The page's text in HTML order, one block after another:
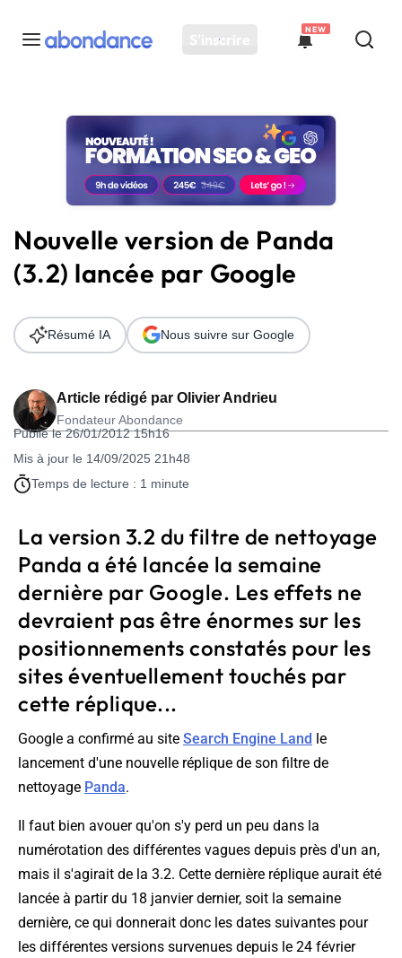
S'inscrire
NEW
Toutes les actus
Actus SEO
Plateforme
Solutions
Ressources
Audit SEO
Nouvelle version de Panda
(3.2) lancée par Google
Article rédigé par Olivier Andrieu
Fondateur Abondance
Publié le 26/01/2012 15h16
Mis à jour le 14/09/2025 21h48
Temps de lecture : 1 minute
Résumé IA Nous suivre sur Google
La version 3.2 du filtre de nettoyage
Panda a été lancée la semaine
dernière par Google. Les effets ne
devraient pas être énormes sur les
positionnements constatés pour les
sites éventuellement touchés par
cette réplique...
Google a confirmé au site Search Engine Land le
lancement d'une nouvelle réplique de son filtre de
nettoyage Panda.
Il faut bien avouer qu'on s'y perd un peu dans la
numérotation des différentes vagues depuis près d'un an,
mais il s'agirait de la 3.2. Cette dernière réplique aurait été
lancée à partir du 18 janvier dernier, soit la semaine
dernière, ce qui donnerait donc les dates suivantes pour
les différentes versions survenues depuis le 24 février